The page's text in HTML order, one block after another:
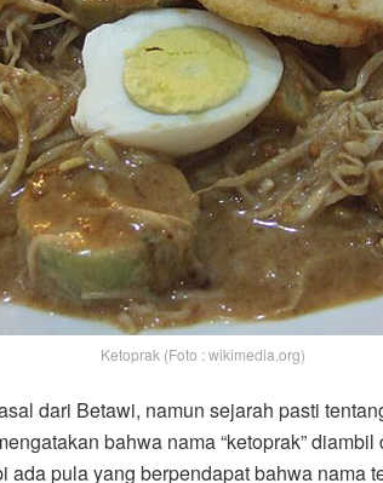
Ketoprak (Foto : wikimedia.org)
dari Betawi, namun sejarah pasti
bahwa nama “ketoprak”
ada pula yang berpendapat bahwa nama